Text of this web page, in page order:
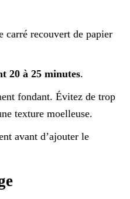
carré recouvert de papier
20 à 25 minutes.
fondant. Évitez de trop
texture moelleuse.
avant d’ajouter le